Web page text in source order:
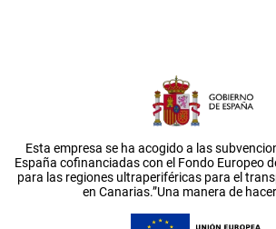
Esta empresa se ha acogido a las
España cofinanciadas con el Fondo Europeo
para las regiones ultraperiféricas para el
en Canarias.”Una manera de